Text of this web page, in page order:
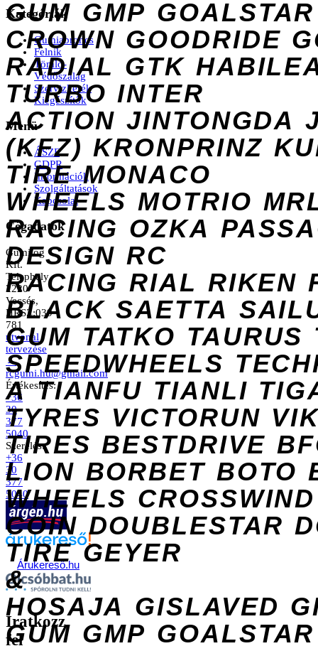
GUM GMP GOALSTAR
CROWN GOODRIDE
RADIAL GTK
TURBO INTER
ACTION JINTONGDA
(KFZ) KRONPRINZ
TIRE MONACO
WHEELS MOTRIO
RACING OZKA
DESIGN RC
RACING RIAL RIKEN
BLACK SAETTA
GUM TATKO TAURUS
SPEEDWHEELS
A TIANFU TIANLI
TYRES VICTORUN
TIRES BESTDRIVE
LION BORBET BOTO
WHEELS CROSSWIND
COIN DOUBLESTAR
TIRE GEYER
&
HOSAJA GISLAVED
GUM GMP GOALSTAR
Kategóriák
Gumiabroncs
Felnik
Tömlő-
Védőszalag
Szervizkerék
Kiegészítők
Menü
ÁSZF
GDPR
Információk
Szolgáltatások
Kapcsolat
Cégadatok
Gumilog
Kft.
Telephely
2220
Vecsés,
HRSZ:039
781
útvonal
tervezése
→
rcgumi.hu@gmail.com
Értékesítés:
+36
30
377
5040
Szerelés:
+36
30
377
5040
Árukereső.hu
Iratkozz
fel